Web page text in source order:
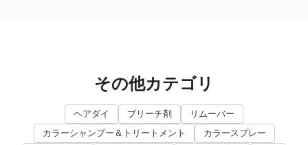
その他カテゴリ
ヘアダイ ブリーチ剤
リムーバー
カラーシャンプー＆トリートメント
カラースプレー